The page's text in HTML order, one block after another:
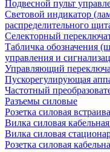
Подвесной пульт
Световой индикатор
распределительного
Селекторный
Табличка обозначения
управления и
Управляющий
Пускорегулирующая
Частотный
Разъемы силовые
Розетка силовая
Вилка силовая
Вилка силовая
Розетка силовая